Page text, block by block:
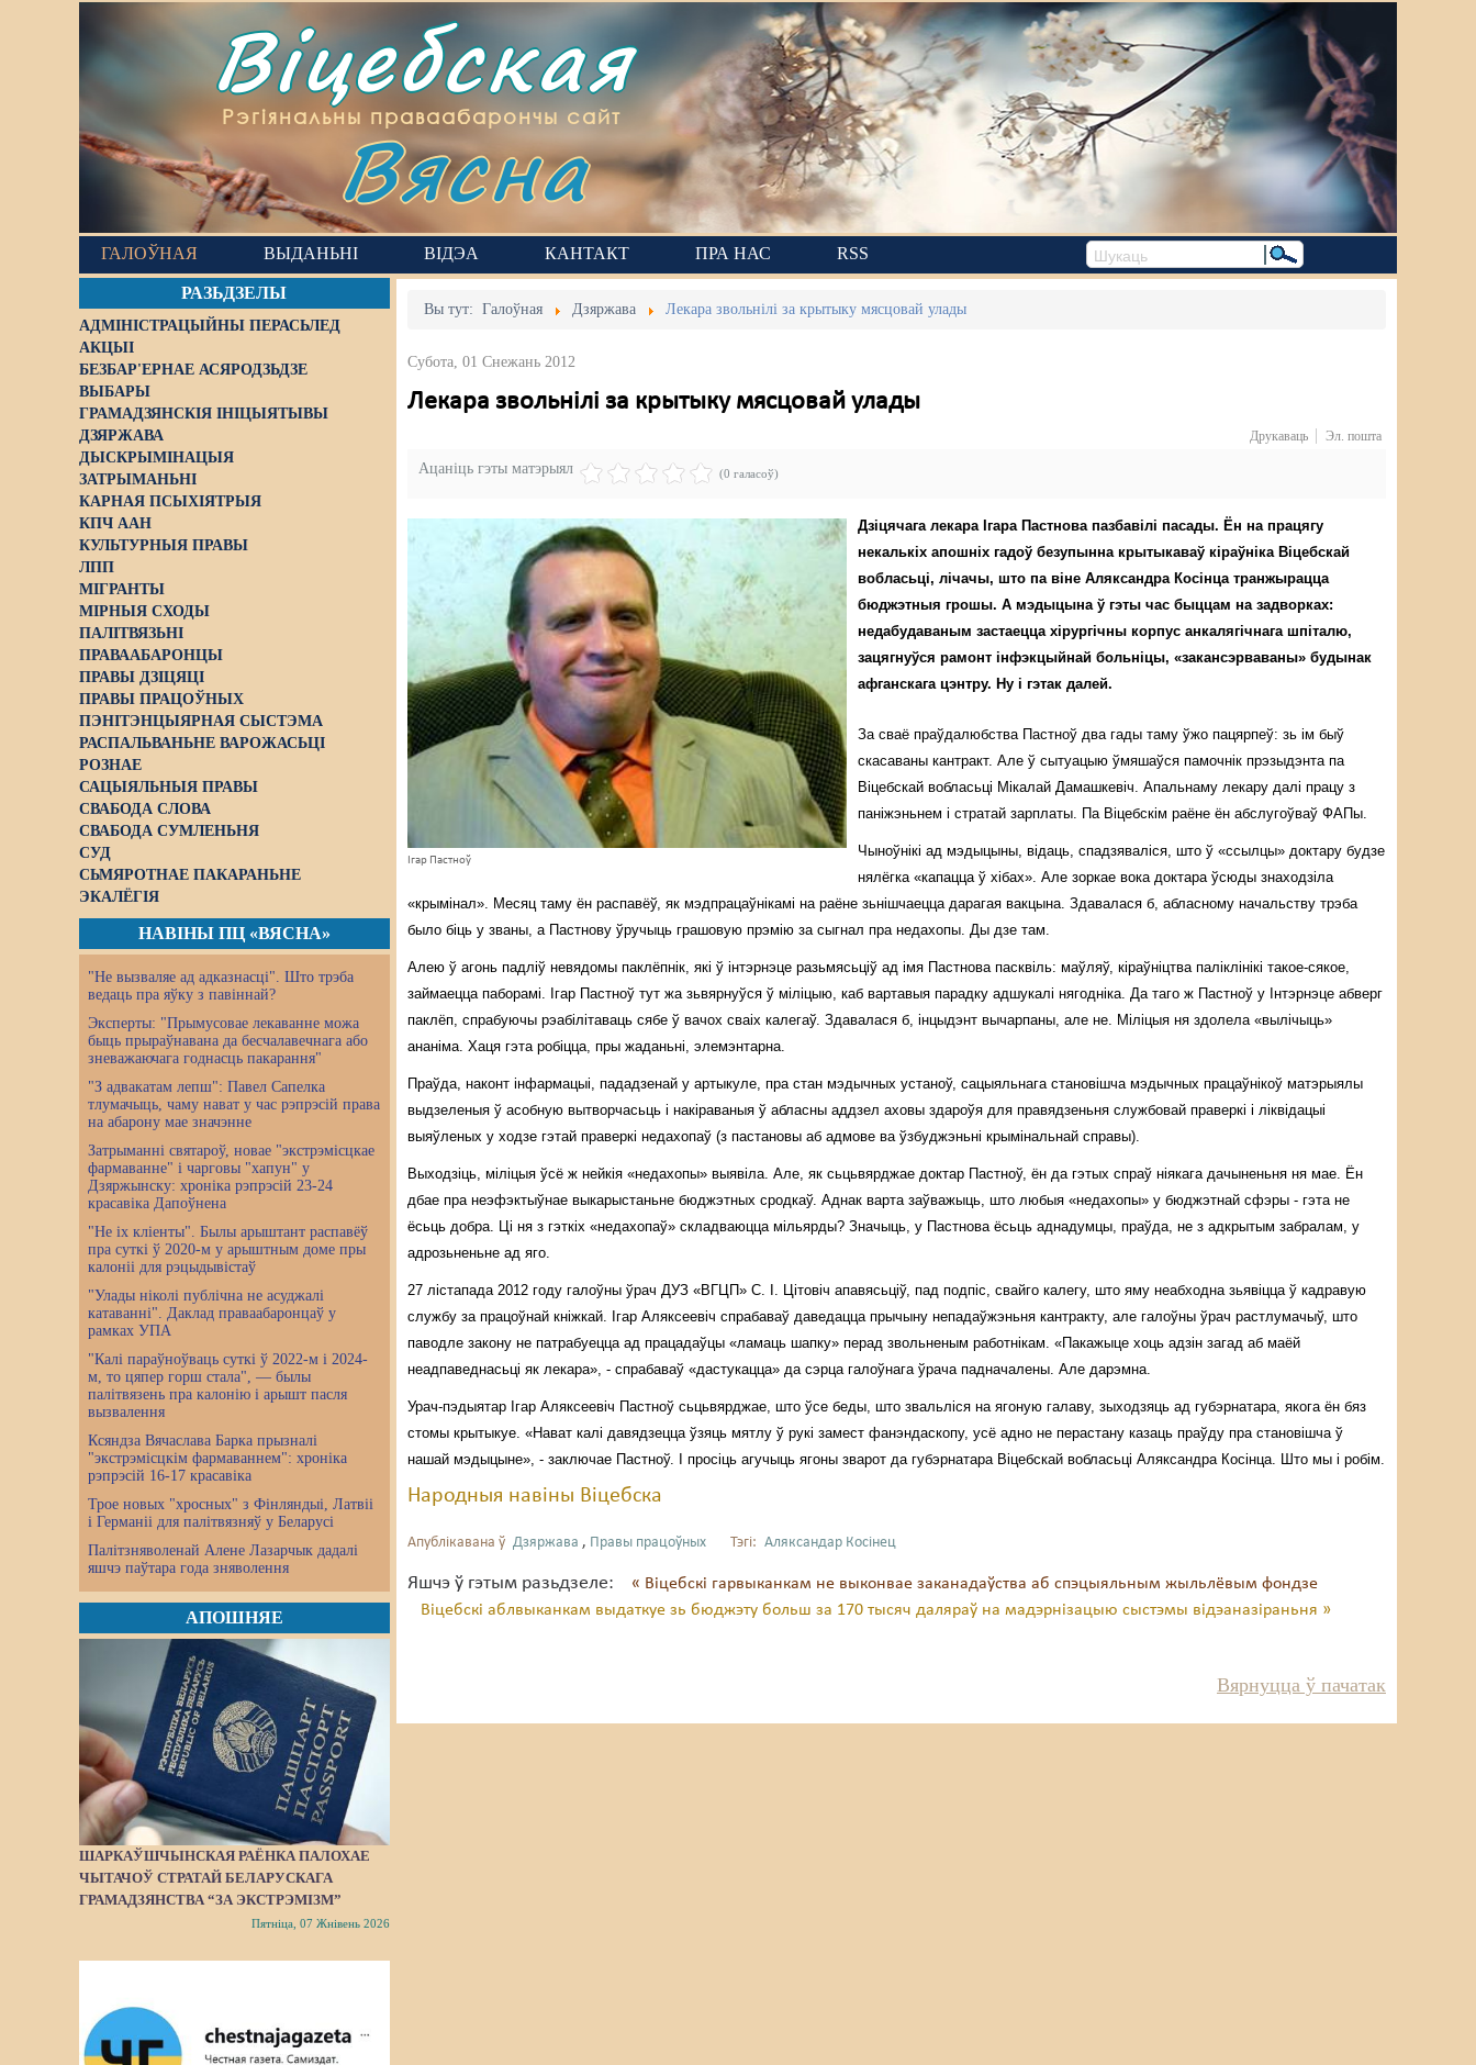
Віцебская
Рэгіянальны праваабарончы сайт
Вясна
ГАЛОЎНАЯ ВЫДАНЬНІ ВІДЭА КАНТАКТ ПРА НАС RSS
РАЗЬДЗЕЛЫ
АДМІНІСТРАЦЫЙНЫ ПЕРАСЬЛЕД
АКЦЫІ
БЕЗБАР'ЕРНАЕ АСЯРОДЗЬДЗЕ
ВЫБАРЫ
ГРАМАДЗЯНСКІЯ ІНІЦЫЯТЫВЫ
ДЗЯРЖАВА
ДЫСКРЫМІНАЦЫЯ
ЗАТРЫМАНЬНІ
КАРНАЯ ПСЫХІЯТРЫЯ
КПЧ ААН
КУЛЬТУРНЫЯ ПРАВЫ
ЛПП
МІГРАНТЫ
МІРНЫЯ СХОДЫ
ПАЛІТВЯЗЬНІ
ПРАВААБАРОНЦЫ
ПРАВЫ ДЗІЦЯЦІ
ПРАВЫ ПРАЦОЎНЫХ
ПЭНІТЭНЦЫЯРНАЯ СЫСТЭМА
РАСПАЛЬВАНЬНЕ ВАРОЖАСЬЦІ
РОЗНАЕ
САЦЫЯЛЬНЫЯ ПРАВЫ
СВАБОДА СЛОВА
СВАБОДА СУМЛЕНЬНЯ
СУД
СЬМЯРОТНАЕ ПАКАРАНЬНЕ
ЭКАЛЁГІЯ
НАВІНЫ ПЦ «ВЯСНА»
"Не вызваляе ад адказнасці". Што трэба
ведаць пра яўку з павіннай?
Эксперты: "Прымусовае лекаванне можа
быць прыраўнавана да бесчалавечнага або
зневажаючага годнасць пакарання"
"З адвакатам лепш": Павел Сапелка
тлумачыць, чаму нават у час рэпрэсій права
на абарону мае значэнне
Затрыманні святароў, новае "экстрэмісцкае
фармаванне" і чарговы "хапун" у
Дзяржынску: хроніка рэпрэсій 23-24
красавіка Дапоўнена
"Не іх кліенты". Былы арыштант распавёў
пра суткі ў 2020-м у арыштным доме пры
калоніі для рэцыдывістаў
"Улады ніколі публічна не асуджалі
катаванні". Даклад праваабаронцаў у
рамках УПА
"Калі параўноўваць суткі ў 2022-м і 2024-
м, то цяпер горш стала", — былы
палітвязень пра калонію і арышт пасля
вызвалення
Ксяндза Вячаслава Барка прызналі
"экстрэмісцкім фармаваннем": хроніка
рэпрэсій 16-17 красавіка
Трое новых "хросных" з Фінляндыі, Латвіі
і Германіі для палітвязняў у Беларусі
Палітзняволенай Алене Лазарчык дадалі
яшчэ паўтара года зняволення
АПОШНЯЕ
ШАРКАЎШЧЫНСКАЯ РАЁНКА ПАЛОХАЕ
ЧЫТАЧОЎ СТРАТАЙ БЕЛАРУСКАГА
ГРАМАДЗЯНСТВА “ЗА ЭКСТРЭМІЗМ”
Пятніца, 07 Жнівень 2026
Вы тут:Галоўная Дзяржава Лекара звольнілі за крытыку мясцовай улады
Субота, 01 Снежань 2012
Лекара звольнілі за крытыку мясцовай улады
Друкаваць Эл. пошта
Ацаніць гэты матэрыял (0 галасоў)
Ігар Пастноў
Дзіцячага лекара Ігара Пастнова пазбавілі пасады. Ён на працягу
некалькіх апошніх гадоў безупынна крытыкаваў кіраўніка Віцебскай
вобласьці, лічачы, што па віне Аляксандра Косінца транжырацца
бюджэтныя грошы. А мэдыцына ў гэты час быццам на задворках:
недабудаваным застаецца хірургічны корпус анкалягічнага шпіталю,
зацягнуўся рамонт інфэкцыйнай больніцы, «закансэрваваны» будынак
афганскага цэнтру. Ну і гэтак далей.
За сваё праўдалюбства Пастноў два гады таму ўжо пацярпеў: зь ім быў
скасаваны кантракт. Але ў сытуацыю ўмяшаўся памочнік прэзыдэнта па
Віцебскай вобласьці Мікалай Дамашкевіч. Апальнаму лекару далі працу з
паніжэньнем і стратай зарплаты. Па Віцебскім раёне ён абслугоўваў ФАПы.
Чыноўнікі ад мэдыцыны, відаць, спадзяваліся, што ў «ссылцы» доктару будзе
нялёгка «капацца ў хібах». Але зоркае вока доктара ўсюды знаходзіла
«крымінал». Месяц таму ён распавёў, як мэдпрацаўнікамі на раёне зьнішчаецца дарагая вакцына. Здавалася б, абласному начальству трэба
было біць у званы, а Пастнову ўручыць грашовую прэмію за сыгнал пра недахопы. Ды дзе там.
Алею ў агонь падліў невядомы паклёпнік, які ў інтэрнэце разьмясьціў ад імя Пастнова пасквіль: маўляў, кіраўніцтва паліклінікі такое-сякое,
займаецца паборамі. Ігар Пастноў тут жа зьвярнуўся ў міліцыю, каб вартавыя парадку адшукалі нягодніка. Да таго ж Пастноў у Інтэрнэце абверг
паклёп, спрабуючы рэабілітаваць сябе ў вачох сваіх калегаў. Здавалася б, інцыдэнт вычарпаны, але не. Міліцыя ня здолела «вылічыць»
ананіма. Хаця гэта робіцца, пры жаданьні, элемэнтарна.
Праўда, наконт інфармацыі, пададзенай у артыкуле, пра стан мэдычных устаноў, сацыяльнага становішча мэдычных працаўнікоў матэрыялы
выдзеленыя ў асобную вытворчасьць і накіраваныя ў абласны аддзел аховы здароўя для правядзеньня службовай праверкі і ліквідацыі
выяўленых у ходзе гэтай праверкі недахопаў (з пастановы аб адмове ва ўзбуджэньні крымінальнай справы).
Выходзіць, міліцыя ўсё ж нейкія «недахопы» выявіла. Але, як сьцьвярджае доктар Пастноў, ён да гэтых спраў ніякага дачыненьня ня мае. Ён
дбае пра неэфэктыўнае выкарыстаньне бюджэтных сродкаў. Аднак варта заўважыць, што любыя «недахопы» у бюджэтнай сфэры - гэта не
ёсьць добра. Ці ня з гэткіх «недахопаў» складваюцца мільярды? Значыць, у Пастнова ёсьць аднадумцы, праўда, не з адкрытым забралам, у
адрозьненьне ад яго.
27 лістапада 2012 году галоўны ўрач ДУЗ «ВГЦП» С. І. Цітовіч апавясьціў, пад подпіс, свайго калегу, што яму неабходна зьявіцца ў кадравую
службу за працоўнай кніжкай. Ігар Аляксеевіч спрабаваў даведацца прычыну непадаўжэньня кантракту, але галоўны ўрач растлумачыў, што
паводле закону не патрабуецца ад працадаўцы «ламаць шапку» перад звольненым работнікам. «Пакажыце хоць адзін загад аб маёй
неадпаведнасьці як лекара», - спрабаваў «дастукацца» да сэрца галоўнага ўрача падначалены. Але дарэмна.
Урач-пэдыятар Ігар Аляксеевіч Пастноў сьцьвярджае, што ўсе беды, што звальліся на ягоную галаву, зыходзяць ад губэрнатара, якога ён бяз
стомы крытыкуе. «Нават калі давядзецца ўзяць мятлу ў рукі замест фанэндаскопу, усё адно не перастану казаць праўду пра становішча ў
нашай мэдыцыне», - заключае Пастноў. І просіць агучыць ягоны зварот да губэрнатара Віцебскай вобласьці Аляксандра Косінца. Што мы і робім.
Народныя навіны Віцебска
Апублікавана ў Дзяржава , Правы працоўных Тэгі: Аляксандар Косінец
Яшчэ ў гэтым разьдзеле:
« Віцебскі гарвыканкам не выконвае заканадаўства аб спэцыяльным жыльлёвым фондзе
Віцебскі аблвыканкам выдаткуе зь бюджэту больш за 170 тысяч даляраў на мадэрнізацыю сыстэмы відэаназіраньня »
Вярнуцца ў пачатак